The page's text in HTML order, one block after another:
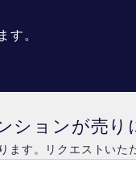
す。
ションが売り
ます。リクエストいた